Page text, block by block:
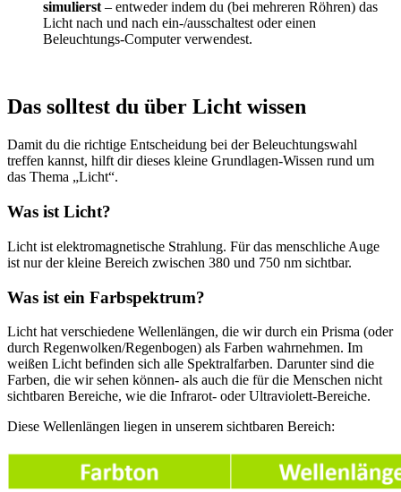
simulierst – entweder indem du (bei mehreren Röhren) das
Licht nach und nach ein-/ausschaltest oder einen
Beleuchtungs-Computer verwendest.
Das solltest du über Licht wissen
Damit du die richtige Entscheidung bei der Beleuchtungswahl
treffen kannst, hilft dir dieses kleine Grundlagen-Wissen rund um
das Thema „Licht“.
Was ist Licht?
Licht ist elektromagnetische Strahlung. Für das menschliche Auge
ist nur der kleine Bereich zwischen 380 und 750 nm sichtbar.
Was ist ein Farbspektrum?
Licht hat verschiedene Wellenlängen, die wir durch ein Prisma (oder
durch Regenwolken/Regenbogen) als Farben wahrnehmen. Im
weißen Licht befinden sich alle Spektralfarben. Darunter sind die
Farben, die wir sehen können- als auch die für die Menschen nicht
sichtbaren Bereiche, wie die Infrarot- oder Ultraviolett-Bereiche.
Diese Wellenlängen liegen in unserem sichtbaren Bereich: